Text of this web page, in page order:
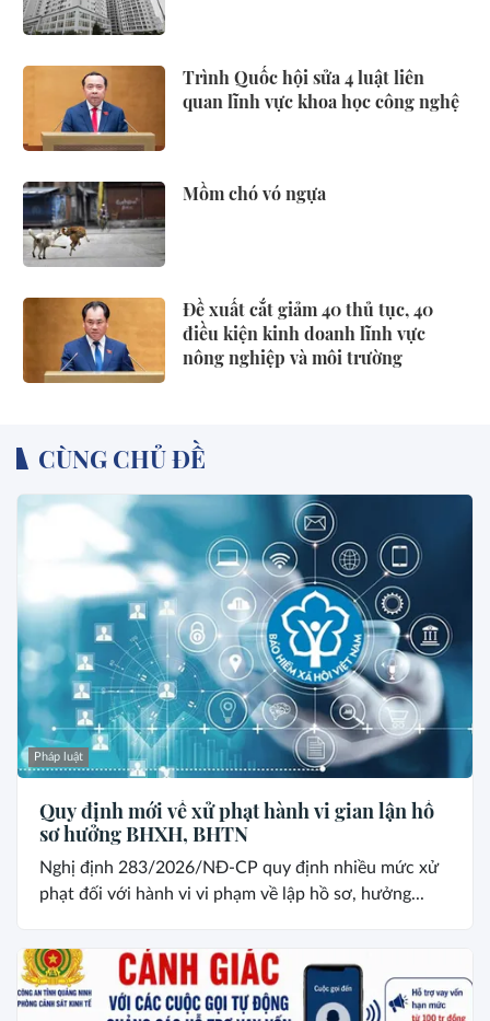
Trình Quốc hội sửa 4 luật liên
quan lĩnh vực khoa học công nghệ
Mồm chó vó ngựa
Đề xuất cắt giảm 40 thủ tục, 40
điều kiện kinh doanh lĩnh vực
nông nghiệp và môi trường
CÙNG CHỦ ĐỀ
Pháp luật
Quy định mới về xử phạt hành vi gian lận hồ
sơ hưởng BHXH, BHTN
Nghị định 283/2026/NĐ-CP quy định nhiều mức xử
phạt đối với hành vi vi phạm về lập hồ sơ, hưởng...